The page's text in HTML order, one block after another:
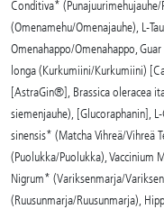
Conditiva*
(Omenamehu/Omenajauhe), L-
Omenahappo/Omenahappo,
longa (Kurkumiini/Kurkumiini)
[AstraGin®], Brassica oleracea
siemenjauhe), [Glucoraphanin],
sinensis* (Matcha Vihreä/Vihreä
(Puolukka/Puolukka),
Nigrum* (Variksenmarja/
(Ruusunmarja/Ruusunmarja),